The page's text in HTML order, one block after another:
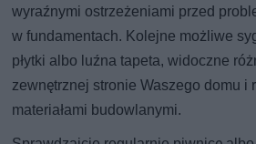
wyraźnymi ostrzeżeniami przed
w fundamentach. Kolejne możliwe
płytki albo luźna tapeta, widoczne
zewnętrznej stronie Waszego domu i
materiałami budowlanymi.